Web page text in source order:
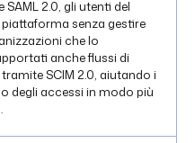
2.0, gli utenti del
senza gestire
che lo
anche flussi di
SCIM 2.0, aiutando i
degli accessi in modo più